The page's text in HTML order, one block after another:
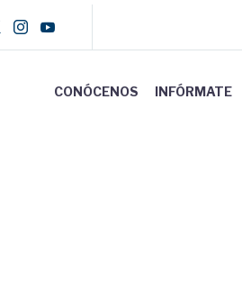
CONÓCENOS INFÓRMATE